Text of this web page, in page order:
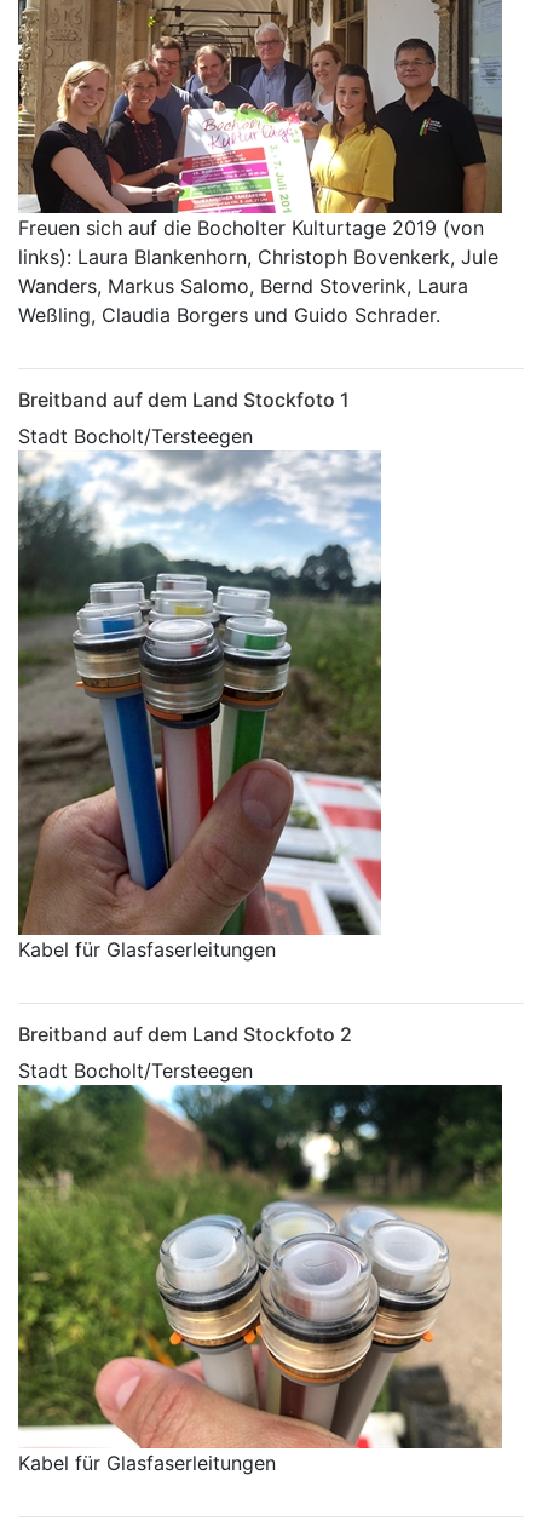
Freuen sich auf die Bocholter Kulturtage 2019 (von
links): Laura Blankenhorn, Christoph Bovenkerk, Jule
Wanders, Markus Salomo, Bernd Stoverink, Laura
Weßling, Claudia Borgers und Guido Schrader.
Breitband auf dem Land Stockfoto 1
Stadt Bocholt/Tersteegen
Kabel für Glasfaserleitungen
Breitband auf dem Land Stockfoto 2
Stadt Bocholt/Tersteegen
Kabel für Glasfaserleitungen